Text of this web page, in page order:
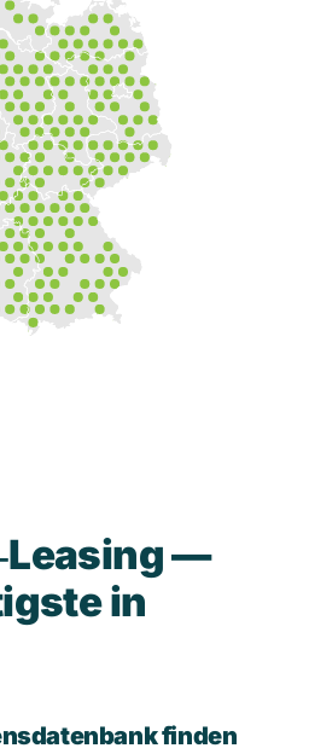
Leasing—
igstein
finden